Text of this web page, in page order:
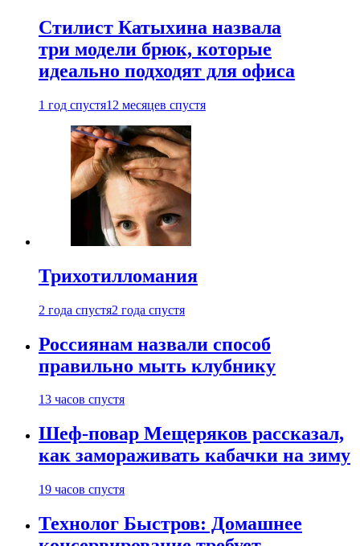
Стилист Катыхина назвала
три модели брюк, которые
идеально подходят для офиса
1 год спустя12 месяцев спустя
Трихотилломания
2 года спустя2 года спустя
Россиянам назвали способ
правильно мыть клубнику
13 часов спустя
Шеф-повар Мещеряков рассказал,
как замораживать кабачки на зиму
19 часов спустя
Технолог Быстров: Домашнее